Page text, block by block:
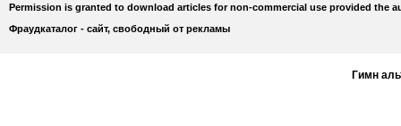
Permission is granted to download articles for non-commercial use provided the
Фраудкаталог - сайт, свободный от рекламы
Гимн